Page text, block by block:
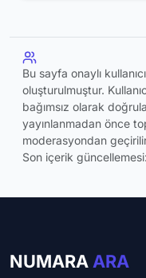
Bu sayfa onaylı
oluşturulmuştur.
bağımsız olarak
yayınlanmadan önce
moderasyondan
Son içerik güncellemesi:
NUMARA ARA